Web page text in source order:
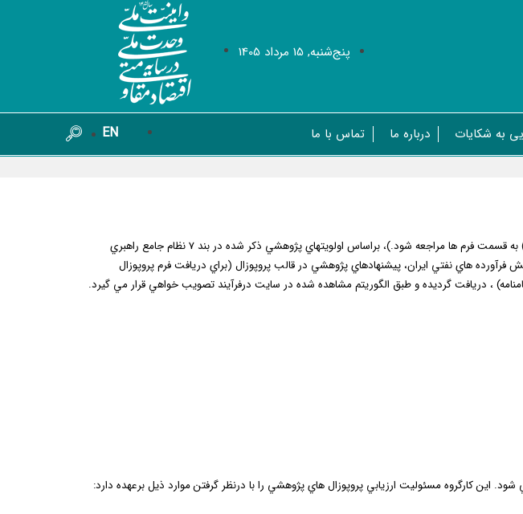
پنج‌شنبه, 15 مرداد 1405
به شکایات درباره ما تماس با ما EN
بهقسمت فرم هامراجعه شود.)، براساس اولويت­هاي پژوهشي ذكر شده در بند 7
نظام جامع راهبري
فرآوردههاي نفتي ايران، پيشنهادهاي پژوهشي در قالب پروپوزال (براي دريافتفرم پروپوزال
، دريافت گرديده و طبق الگوريتم مشاهده شده در سايت درفرآيند تصويب خواهي قرار مي­ گيرد.
اين كارگروهمسئوليت ارزيابي پروپوزال­ هاي پژوهشي رابا درنظر گرفتن موارد ذيل برعهده دارد: